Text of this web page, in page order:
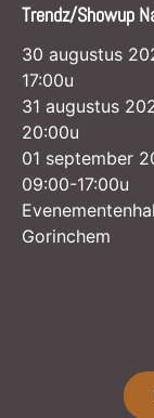
Trendz/Showup
30 augustus
17:00u
31 augustus
20:00u
01 september
09:00-17:00u
Evenementenhal
Gorinchem